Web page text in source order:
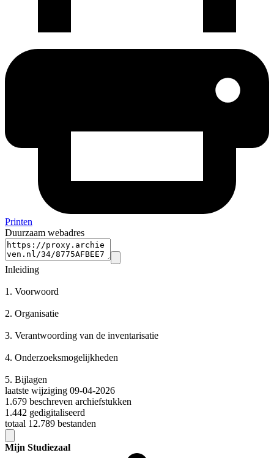
Printen
Duurzaam webadres
Inleiding
1. Voorwoord
2. Organisatie
3. Verantwoording van de inventarisatie
4. Onderzoeksmogelijkheden
5. Bijlagen
laatste wijziging 09-04-2026
1.679 beschreven archiefstukken
1.442 gedigitaliseerd
totaal 12.789 bestanden
Mijn Studiezaal